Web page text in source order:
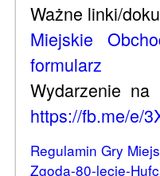
Ważne linki/
Miejskie
formularz
Wydarzenie na
https://fb.me/e/
Regulamin Gry
Zgoda-80-lecie-